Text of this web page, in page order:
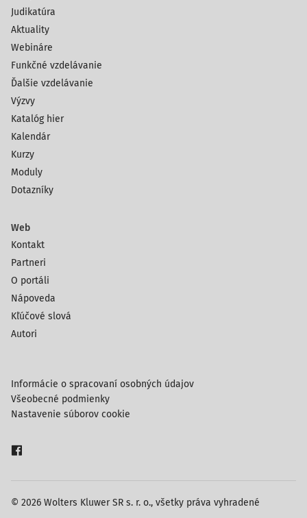
Judikatúra
Aktuality
Webináre
Funkčné vzdelávanie
Ďalšie vzdelávanie
Výzvy
Katalóg hier
Kalendár
Kurzy
Moduly
Dotazníky
Web
Kontakt
Partneri
O portáli
Nápoveda
Kľúčové slová
Autori
© 2026 Wolters Kluwer SR s. r. o., všetky práva vyhradené
Informácie o spracovaní osobných údajov
Všeobecné podmienky
Nastavenie súborov cookie